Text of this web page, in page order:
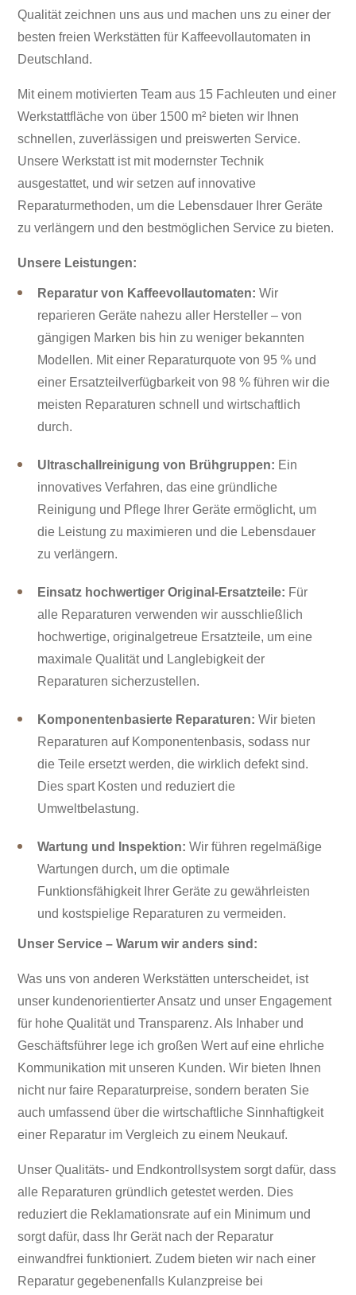
Qualität zeichnen uns aus und machen uns zu einer der
besten freien Werkstätten für Kaffeevollautomaten in
Deutschland.
Mit einem motivierten Team aus 15 Fachleuten und einer
Werkstattfläche von über 1500 m² bieten wir Ihnen
schnellen, zuverlässigen und preiswerten Service.
Unsere Werkstatt ist mit modernster Technik
ausgestattet, und wir setzen auf innovative
Reparaturmethoden, um die Lebensdauer Ihrer Geräte
zu verlängern und den bestmöglichen Service zu bieten.
Unsere Leistungen:
Reparatur von Kaffeevollautomaten: Wir
reparieren Geräte nahezu aller Hersteller – von
gängigen Marken bis hin zu weniger bekannten
Modellen. Mit einer Reparaturquote von 95 % und
einer Ersatzteilverfügbarkeit von 98 % führen wir die
meisten Reparaturen schnell und wirtschaftlich
durch.
Ultraschallreinigung von Brühgruppen: Ein
innovatives Verfahren, das eine gründliche
Reinigung und Pflege Ihrer Geräte ermöglicht, um
die Leistung zu maximieren und die Lebensdauer
zu verlängern.
Einsatz hochwertiger Original-Ersatzteile: Für
alle Reparaturen verwenden wir ausschließlich
hochwertige, originalgetreue Ersatzteile, um eine
maximale Qualität und Langlebigkeit der
Reparaturen sicherzustellen.
Komponentenbasierte Reparaturen: Wir bieten
Reparaturen auf Komponentenbasis, sodass nur
die Teile ersetzt werden, die wirklich defekt sind.
Dies spart Kosten und reduziert die
Umweltbelastung.
Wartung und Inspektion: Wir führen regelmäßige
Wartungen durch, um die optimale
Funktionsfähigkeit Ihrer Geräte zu gewährleisten
und kostspielige Reparaturen zu vermeiden.
Unser Service – Warum wir anders sind:
Was uns von anderen Werkstätten unterscheidet, ist
unser kundenorientierter Ansatz und unser Engagement
für hohe Qualität und Transparenz. Als Inhaber und
Geschäftsführer lege ich großen Wert auf eine ehrliche
Kommunikation mit unseren Kunden. Wir bieten Ihnen
nicht nur faire Reparaturpreise, sondern beraten Sie
auch umfassend über die wirtschaftliche Sinnhaftigkeit
einer Reparatur im Vergleich zu einem Neukauf.
Unser Qualitäts- und Endkontrollsystem sorgt dafür, dass
alle Reparaturen gründlich getestet werden. Dies
reduziert die Reklamationsrate auf ein Minimum und
sorgt dafür, dass Ihr Gerät nach der Reparatur
einwandfrei funktioniert. Zudem bieten wir nach einer
Reparatur gegebenenfalls Kulanzpreise bei